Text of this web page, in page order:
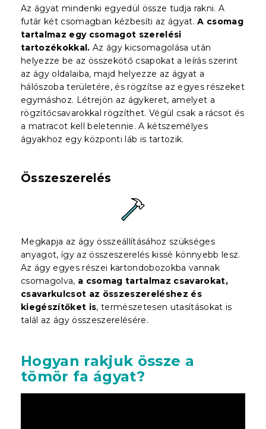
Az ágyat mindenki egyedül össze tudja rakni. A
futár két csomagban kézbesíti az ágyat.A csomag
tartalmaz egy csomagot szerelési
tartozékokkal. Az ágy kicsomagolása után
helyezze be az összekötő csapokat a leírás szerint
az ágy oldalaiba, majd helyezze az ágyat a
hálószoba területére, és rögzítse az egyes részeket
egymáshoz. Létrejön az ágykeret, amelyet a
rögzítőcsavarokkal rögzíthet. Végül csak a rácsot és
a matracot kell beletennie. A kétszemélyes
ágyakhoz egy központi láb is tartozik.
Összeszerelés
Megkapja az ágy összeállításához szükséges
anyagot, így az összeszerelés kissé könnyebb lesz.
Az ágy egyes részei kartondobozokba vannak
csomagolva, a csomag tartalmaz csavarokat,
csavarkulcsot az összeszereléshez és
kiegészítőket is, természetesen utasításokat is
talál az ágy összeszerelésére.
Hogyan rakjuk össze a
tömör fa ágyat?